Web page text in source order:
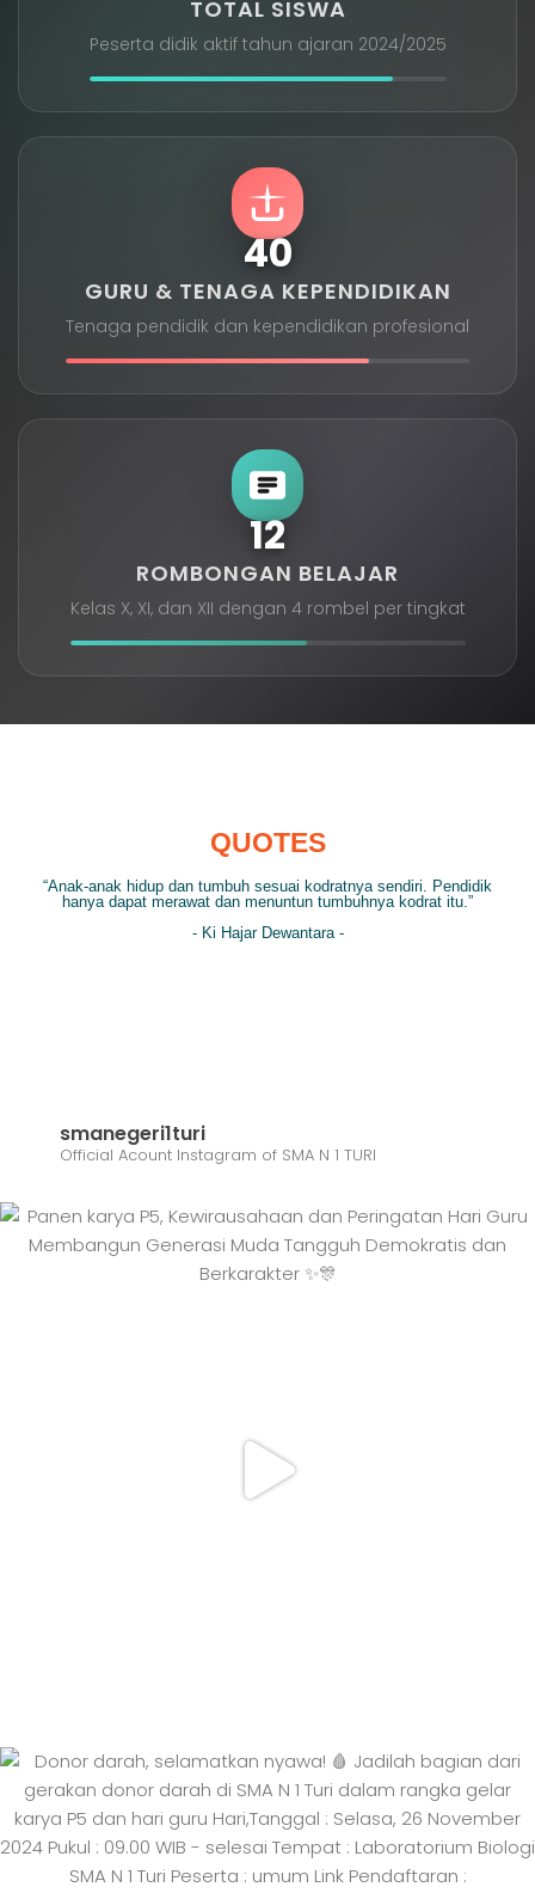
TOTAL SISWA
Peserta didik aktif tahun ajaran 2024/2025
40
GURU & TENAGA KEPENDIDIKAN
Tenaga pendidik dan kependidikan profesional
12
ROMBONGAN BELAJAR
Kelas X, XI, dan XII dengan 4 rombel per tingkat
QUOTES
“Anak-anak hidup dan tumbuh sesuai kodratnya sendiri. Pendidik
hanya dapat merawat dan menuntun tumbuhnya kodrat itu.”
- Ki Hajar Dewantara -
smanegeri1turi
Official Acount Instagram of SMA N 1 TURI